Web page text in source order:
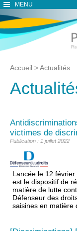
MENU
Accueil >Actualités
victimes de
Publication : 1 juillet 2022
Lancée le 12
est le dispositif de
matière de lutte
Défenseur des
saisines en matière